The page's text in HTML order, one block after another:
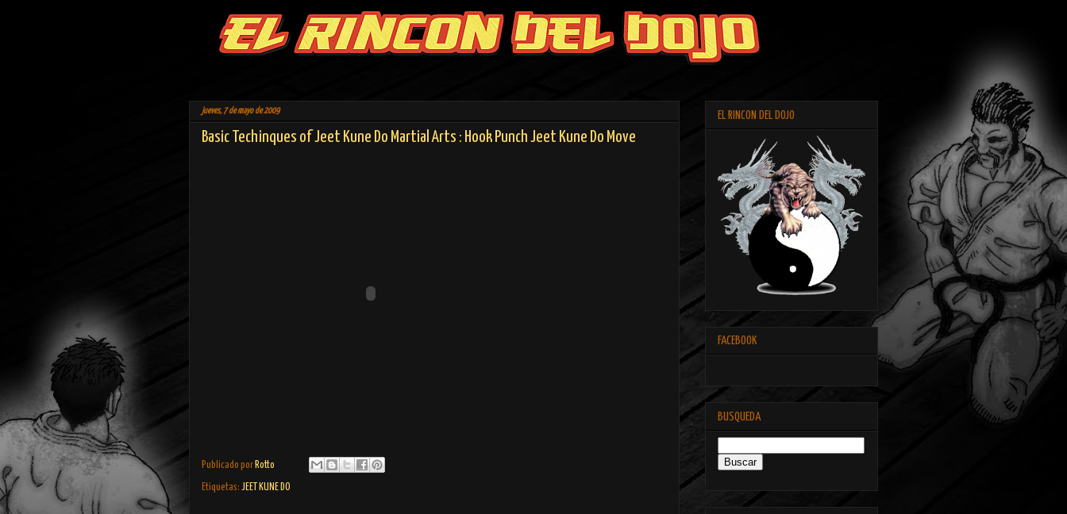
jueves, 7 de mayo de 2009
Basic Techinques of Jeet Kune Do Martial Arts : Hook Punch Jeet Kune Do Move
Publicado porRotto
Etiquetas: JEET KUNE DO
EL RINCON DEL DOJO
FACEBOOK
BUSQUEDA